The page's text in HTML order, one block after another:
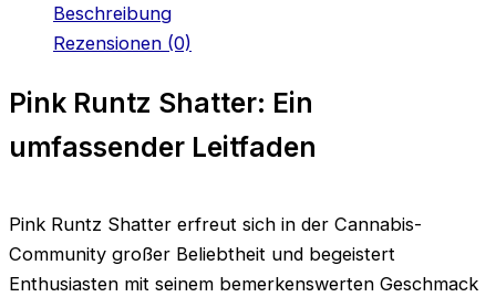
Beschreibung
Rezensionen (0)
Pink Runtz Shatter: Ein
umfassender Leitfaden
Pink Runtz Shatter erfreut sich in der Cannabis-
Community großer Beliebtheit und begeistert
Enthusiasten mit seinem bemerkenswerten Geschmack